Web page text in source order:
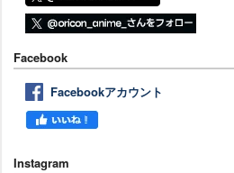
Facebook
Facebookアカウント
Instagram